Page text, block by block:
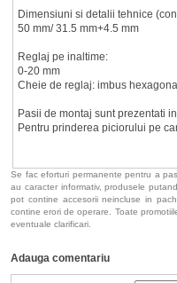
Dimensiuni si detalii tehnice
50 mm/ 31.5 mm+4.5 mm
Reglaj pe inaltime:
0-20 mm
Cheie de reglaj: imbus
Pasii de montaj sunt prezentati
Pentru prinderea piciorului pe
Se fac eforturi permanente pentru a
au caracter informativ, produsele
pot contine accesorii neincluse in
contine erori de operare. Toate
eventuale clarificari.
Adauga comentariu